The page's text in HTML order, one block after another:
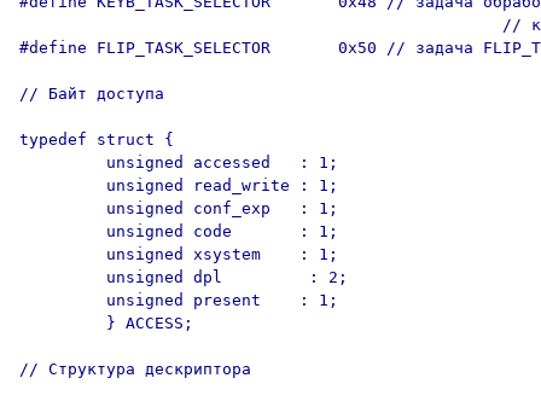
//
#define FLIP_TASK_SELECTOR       0x50 // задача
// Байт доступа
typedef struct {
         unsigned accessed   : 1;
         unsigned read_write : 1;
         unsigned conf_exp   : 1;
         unsigned code       : 1;
         unsigned xsystem    : 1;
         unsigned dpl         : 2;
         unsigned present    : 1;
         } ACCESS;
// Структура дескриптора